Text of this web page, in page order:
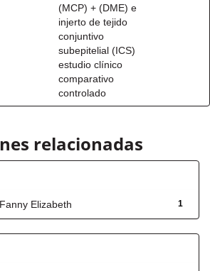
(MCP) + (DME) e
injerto de tejido
conjuntivo
subepitelial (ICS)
estudio clínico
comparativo
controlado
relacionadas
1
Elizabeth